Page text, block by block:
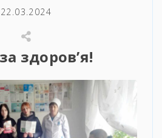
22.03.2024
здоров’я!